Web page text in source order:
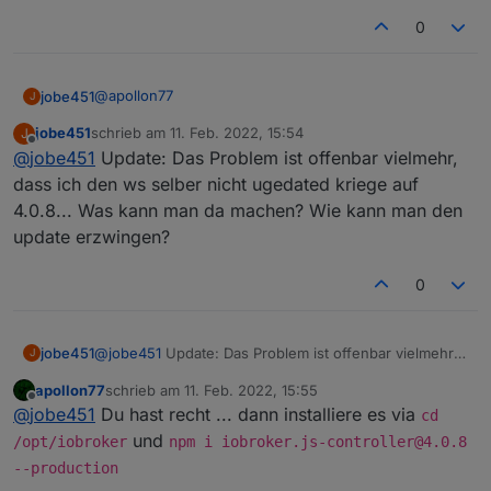
0
J jobe451@apollon77
Also bei mir kommt dieser NPM nicht-gefunden-
package.json Fehler immer noch, mit ws 4.0.8
J
Offline
jobe451schrieb am 11. Feb. 2022, 15:54
zuletzt editiert von
@jobe451 Update: Das Problem ist offenbar vielmehr,
dass ich den ws selber nicht ugedated kriege auf
4.0.8... Was kann man da machen? Wie kann man den
update erzwingen?
0
J jobe451@jobe451 Update: Das Problem ist offenbar vielmehr,
4.0.8... Was kann man da machen? Wie kann man den
update erzwingen?
Offline
apollon77schrieb am 11. Feb. 2022, 15:55
zuletzt editiert von
@jobe451 Du hast recht ... dann installiere es via cd
/opt/iobroker und npm i iobroker.js-controller@4.0.8
--production